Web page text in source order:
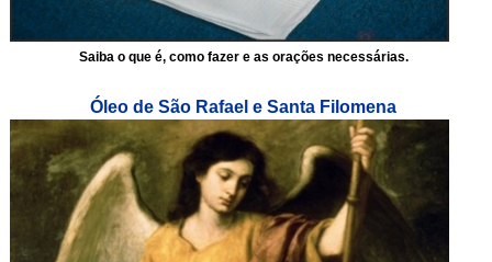
Saiba o que é, como fazer e as orações necessárias.
Óleo de São Rafael e Santa Filomena